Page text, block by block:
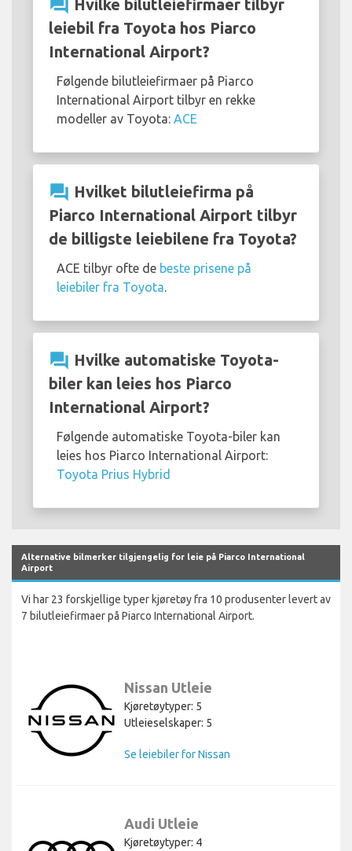
question_answer
Hvilke bilutleiefirmaer tilbyr
leiebil fra Toyota hos Piarco
International Airport?
Følgende bilutleiefirmaer på Piarco
International Airport tilbyr en rekke
modeller av Toyota: ACE
question_answer Hvilket bilutleiefirma på
Piarco International Airport tilbyr
de billigste leiebilene fra Toyota?
ACE tilbyr ofte de beste prisene på
leiebiler fra Toyota
question_answer Hvilke automatiske Toyota-
biler kan leies hos Piarco
International Airport?
Følgende automatiske Toyota-biler kan
leies hos Piarco International Airport:
Toyota Prius Hybrid
Alternative bilmerker tilgjengelig for leie på Piarco International
Airport
Vi har 23 forskjellige typer kjøretøy fra 10 produsenter levert av
7 bilutleiefirmaer på Piarco International Airport.
Nissan Utleie
Kjøretøytyper: 5
Utleieselskaper: 5
Se leiebiler for Nissan
Audi Utleie
Kjøretøytyper: 4